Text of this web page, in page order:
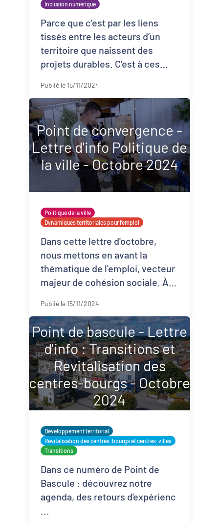
Inclusion numérique
Parce que c'est par les liens
tissés entre les acteurs d’un
territoire que naissent des
projets durables. C'est à ces
idées et les personnes se
rencontrent pour ...
Publié le 15/11/2024
Point de convergence -
Lettre d'info Politique de
la ville - Octobre 2024
Politique de la ville
Dynamiques territoriales pour l’emploi
Dans cette lettre d'octobre,
nous mettons en avant la
thématique de l'emploi, vecteur
majeur de cohésion sociale. À
rencontre régionale sur le
recrutement ...
Publié le 15/11/2024
Point de bascule - Lettre
d'info : Transitions et
Revitalisation des
centres-bourgs - Octobre
2024
Développement territorial
Revitalisation des centres-bourgs et centres-villes
Transitions
Dans ce numéro de Point de
Bascule : découvrez notre
agenda, des retours d’expérienc